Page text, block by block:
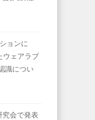
ョンに
ウェアラブ
識につい
究会で発表